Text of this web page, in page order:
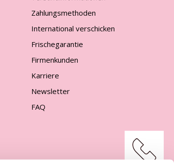
Zahlungsmethoden
International verschicken
Frischegarantie
Firmenkunden
Karriere
Newsletter
FAQ